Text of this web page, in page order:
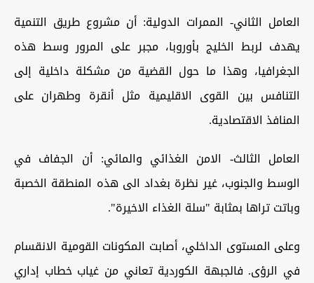
العامل الثاني- الممرات الدولية: أن مشروع طريق التنمية
يهدف لربط الخليج بأوروبا، مجبر على المرور وسط هذه
الجغرافيا، وهذا ما حول القضية من مشكلة داخلية إلى
التنافس بين القوى الاقليمية مثل أنقرة وطهران على
المنافذ الاقتصادية.
العامل الثالث- الامن الغذائي والمائي: أن الجفاف في
الوسط والجنوب، غير نظرة بغداد الى هذه المنطقة الخصبة
وباتت تراها بمثابة "سلة الغذاء الاخيرة".
وعلى المستوى الداخلي، أصابت المكونات القومية الانقسام
في الرؤى. فالجبهة الكوردية تعاني من غياب خطاب إداري